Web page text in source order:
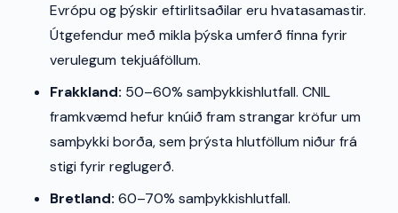
Evrópu og þýskir eftirlitsaðilar eru hvatasamastir.
Útgefendur með mikla þýska umferð finna fyrir
verulegum tekjuáföllum.
Frakkland: 50–60% samþykkishlutfall. CNIL
framkvæmd hefur knúið fram strangar kröfur um
samþykki borða, sem þrýsta hlutföllum niður frá
stigi fyrir reglugerð.
Bretland: 60–70% samþykkishlutfall.